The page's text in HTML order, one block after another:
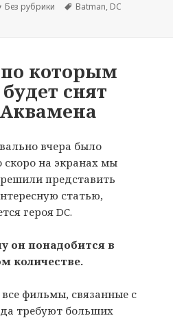
Рубрики
Без рубрики Метки
Batman, DC
которым
снят
вчера было
скоро на экранах мы
представить
статью,
героя DC.
он понадобится в
количестве.
фильмы, связанные с
требуют больших